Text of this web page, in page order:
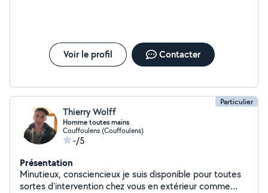
Voir le profil Contacter
Particulier
Thierry Wolff
Homme toutes mains
Couffoulens (Couffoulens)
-/5
Présentation
Minutieux, consciencieux je suis disponible pour toutes
sortes d'intervention chez vous en extérieur comme